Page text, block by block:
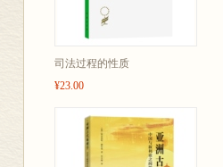
司法过程的性质
¥23.00